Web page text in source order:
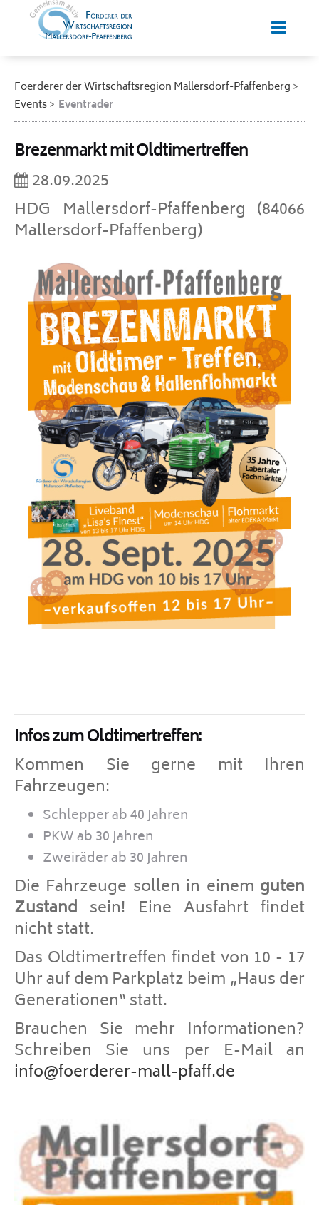
Foerderer der Wirtschaftsregion Mallersdorf-Pfaffenberg
Events
Eventrader
Brezenmarkt mit Oldtimertreffen
28.09.2025
HDG Mallersdorf-Pfaffenberg (84066
Mallersdorf-Pfaffenberg)
Infos zum Oldtimertreffen:
Kommen Sie gerne mit Ihren
Fahrzeugen:
Schlepper ab 40 Jahren
PKW ab 30 Jahren
Zweiräder ab 30 Jahren
Die Fahrzeuge sollen in einem guten
Zustand sein! Eine Ausfahrt findet
nicht statt.
Das Oldtimertreffen findet von 10 - 17
Uhr auf dem Parkplatz beim „Haus der
Generationen“ statt.
Brauchen Sie mehr Informationen?
Schreiben Sie uns per E-Mail an
info@foerderer-mall-pfaff.de